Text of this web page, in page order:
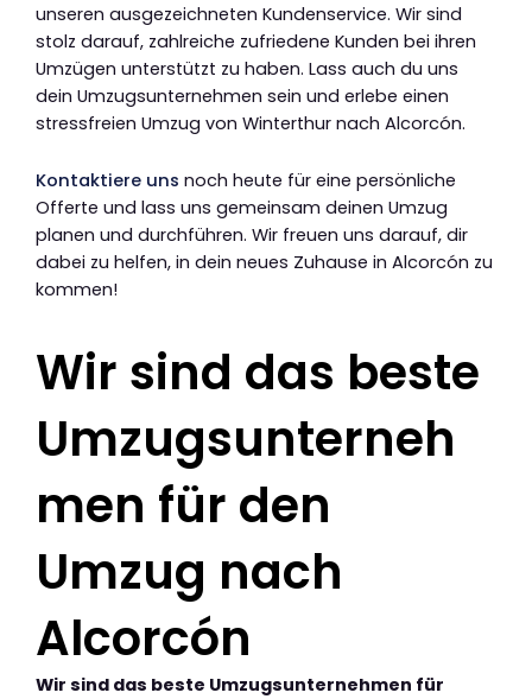
unseren ausgezeichneten Kundenservice. Wir sind
stolz darauf, zahlreiche zufriedene Kunden bei ihren
Umzügen unterstützt zu haben. Lass auch du uns
dein Umzugsunternehmen sein und erlebe einen
stressfreien Umzug von Winterthur nach Alcorcón.
Kontaktiere uns noch heute für eine persönliche
Offerte und lass uns gemeinsam deinen Umzug
planen und durchführen. Wir freuen uns darauf, dir
dabei zu helfen, in dein neues Zuhause in Alcorcón zu
kommen!
Wir sind das beste
Umzugsunterneh
men für den
Umzug nach
Alcorcón
Wir sind das beste Umzugsunternehmen für